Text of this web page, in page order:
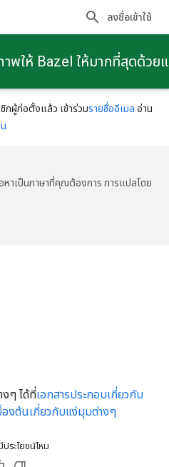
ลงชื่อเข้าใช้
าพให้ Bazel ให้มากที่สุดด้ว
กผู้ก่อตั้งแล้ว เข้าร่วมรายชื่ออีเมล อ่าน
หาเป็นภาษาที่คุณต้องการ การแปลโดย
ๆ ได้ที่เอกสารประกอบเกี่ยวกับ
องต้นเกี่ยวกับแง่มุมต่างๆ
ระโยชน์ไหม